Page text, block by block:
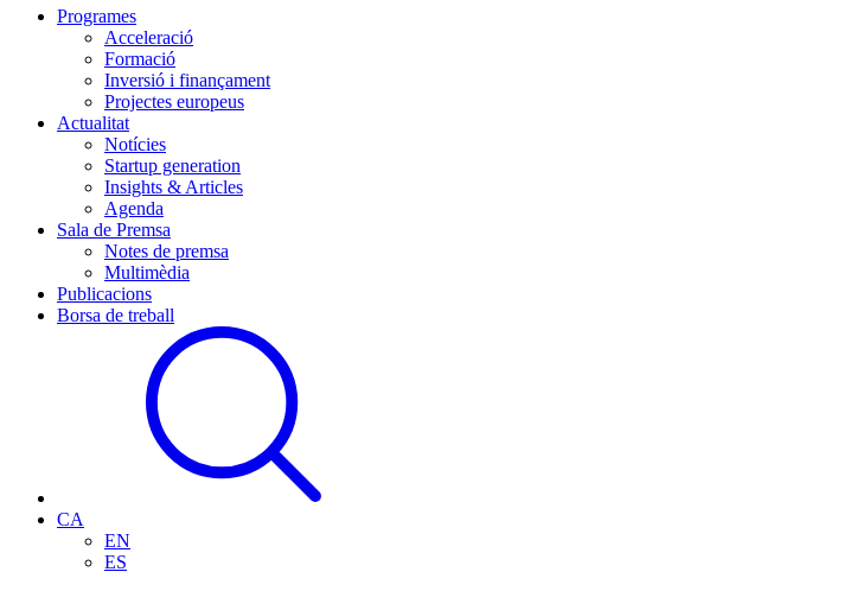
Programes
Acceleració
Formació
Inversió i finançament
Projectes europeus
Actualitat
Notícies
Startup generation
Insights & Articles
Agenda
Sala de Premsa
Notes de premsa
Multimèdia
Publicacions
Borsa de treball
CA
EN
ES